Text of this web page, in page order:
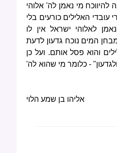
מי נאמן לה' אלוהי
האלילים כורעים בלי
לאלוהי ישראל אין לו
המים נוכח גדעון לדעת
והוא פסל אותם. ועל כן
- כלומר מי שהוא לה'
אליהו בן שמע הלוי